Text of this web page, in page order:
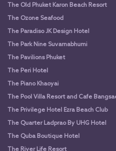
The Old Phuket Karon Beach Resort
The Ozone Seafood
The Paradiso JK Design Hotel
The Park Nine Suvarnabhumi
The Pavilions Phuket
The Peri Hotel
The Piano Khaoyai
The Pool Villa Resort and Cafe
The Privilege Hotel Ezra Beach Club
The Quarter Ladprao By UHG Hotel
The Quba Boutique Hotel
The River Life Resort